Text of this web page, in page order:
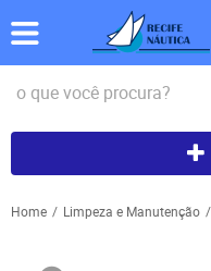
Home Limpeza e Manutenção